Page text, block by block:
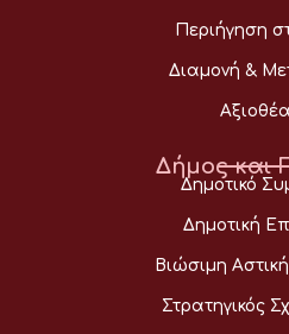
Περιήγηση
Διαμονή &
Δήμος και
Δημοτικό
Δημοτική
Βιώσιμη
Στρατηγικός